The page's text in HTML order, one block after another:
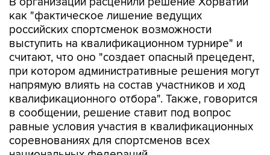
как "фактическое лишение ведущих
российских спортсменок возможности
выступить на квалификационном турнире" и
считают, что оно "создает опасный прецедент,
при котором административные решения могут
напрямую влиять на состав участников и ход
квалификационного отбора". Также, говорится
в сообщении, решение ставит под вопрос
равные условия участия в квалификационных
соревнованиях для спортсменов всех